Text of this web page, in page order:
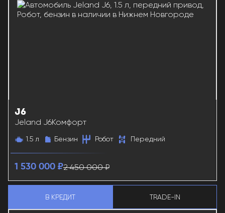
J6
Jeland J6Комфорт
1.5 л Бензин Робот Передний
1 530 000 ₽2 450 000 ₽
В КРЕДИТ TRADE-IN